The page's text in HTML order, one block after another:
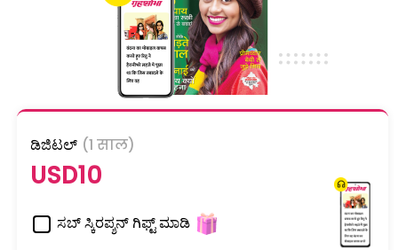
ಡಿಜಿಟಲ್ (1 साल)
USD10
ಸಬ್ ಸ್ಕಿರಪ್ಶನ್ ಗಿಫ್ಟ್ ಮಾಡಿ